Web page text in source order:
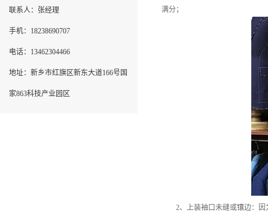
满分；
2、上装袖口未缝或镶边：因
联系人：张经理
手机：18238690707
电话：13462304466
地址：新乡市红旗区新东大道166号国
家863科技产业园区